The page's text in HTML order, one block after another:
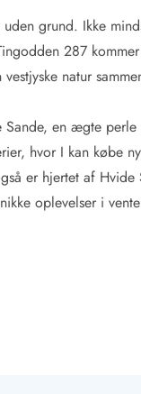
grund. Ikke
287
natur
en ægte
hvor I kan købe
er hjertet af Hvide
oplevelser i